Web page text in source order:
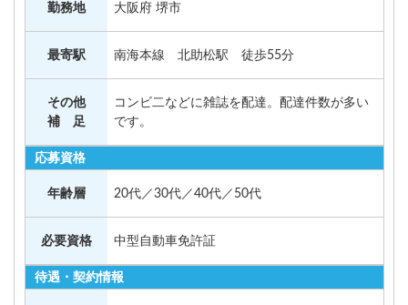
勤務地 大阪府 堺市
最寄駅 南海本線 北助松駅 徒歩55分
その他
補 足
コンビ二などに雑誌を配達。配達件数が多い
です。
応募資格
年齢層 20代／30代／40代／50代
必要資格 中型自動車免許証
待遇・契約情報